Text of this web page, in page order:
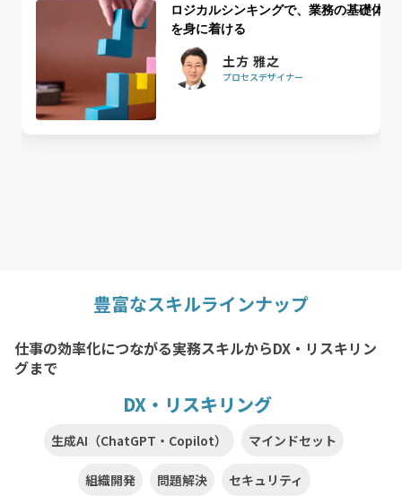
ロジカルシンキングで、業務の基礎体力
を身に着ける
土方 雅之
プロセスデザイナー
豊富なスキルラインナップ
仕事の効率化につながる実務スキルからDX・リスキリン
グまで
DX・リスキリング
生成AI（ChatGPT・Copilot） マインドセット
組織開発 問題解決 セキュリティ